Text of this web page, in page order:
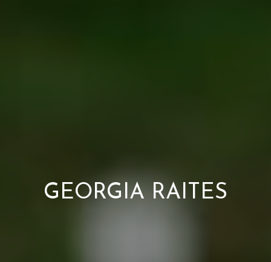
GEORGIA RAITES